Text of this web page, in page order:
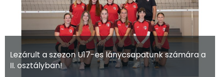
Lezárult a szezon U17-es lánycsapatunk számára a
II. osztályban!